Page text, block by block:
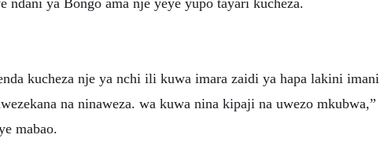
ndani ya Bongo ama nje yeye yupo tayari kucheza.
kucheza nje ya nchi ili kuwa imara zaidi ya hapa lakini imani
na ninaweza. wa kuwa nina kipaji na uwezo mkubwa,”
mabao.